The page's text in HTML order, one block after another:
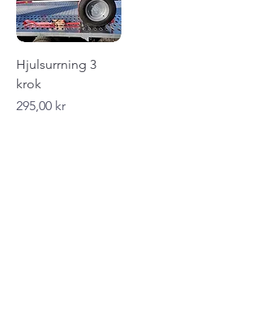
Hjulsurrning 3
krok
Pris
295,00 kr